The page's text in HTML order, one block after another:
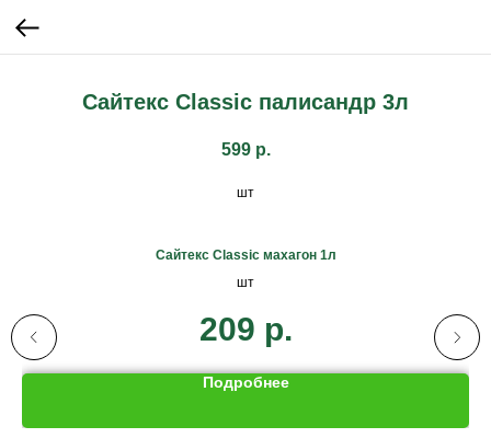
Сайтекс Classic палисандр 3л
599 р.
шт
Сайтекс Classic махагон 1л
шт
209 р.
Подробнее